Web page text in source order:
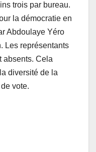
trois par bureau.
la démocratie en
Abdoulaye Yéro
Les représentants
absents. Cela
diversité de la
vote.